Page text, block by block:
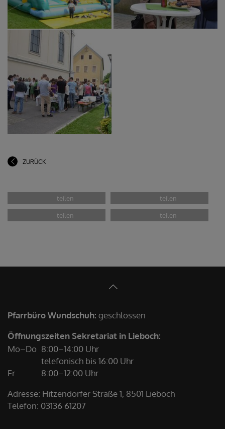
ZURÜCK
Pfarrbüro Wundschuh: geschlossen
Öffnungszeiten Sekretariat in Lieboch:
Mo–Do 8:00–14:00 Uhr
telefonisch bis 16:00 Uhr
Fr
8:00–12:00 Uhr
Adresse: Hitzendorfer Straße 1, 8501 Lieboch
Telefon: 03136 61207